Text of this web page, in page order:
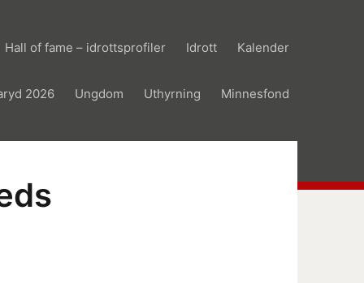
Hall of fame – idrottsprofiler Idrott Kalender
2026 Ungdom Uthyrning Minnesfond